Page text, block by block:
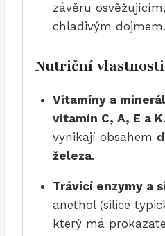
závěru
chladivým dojmem.
Nutriční vlastnosti
Vitamíny a
vitamín C, A, E a K
vynikají obsahem
železa.
Trávicí enzymy a
anethol (silice
který má